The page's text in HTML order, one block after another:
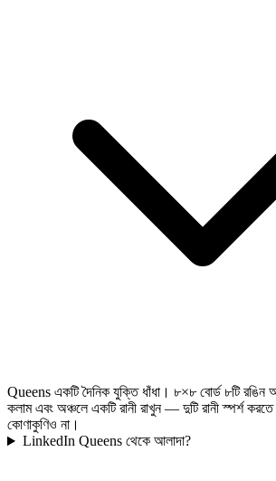
Queens একটি দৈনিক যুক্তি ধাঁধা। ৮×৮ বোর্ড ৮টি রঙিন
কলাম এবং অঞ্চলে একটি রানী রাখুন — দুটি রানী স্পর্শ করতে
কোণাকুণিও না।
LinkedIn Queens থেকে আলাদা?